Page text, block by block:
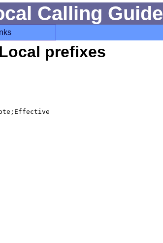
Calling Guide
Local prefixes